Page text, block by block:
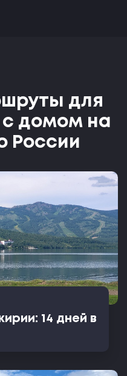
для
с домом на
России
14 дней в